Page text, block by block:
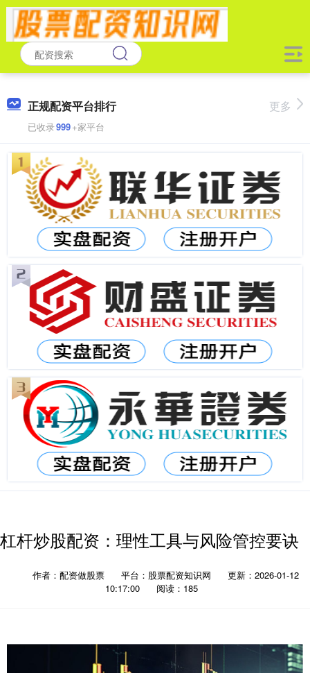
正规配资平台排行
已收录999+家平台
更多
杠杆炒股配资：理性工具与风险管控要诀
作者：配资做股票 平台：股票配资知识网
更新：2026-01-12
10:17:00
阅读：185